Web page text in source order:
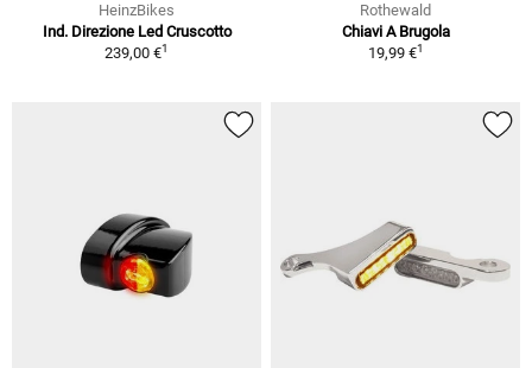
HeinzBikes
Ind. Direzione Led Cruscotto
239,00 €1
Rothewald
Chiavi A Brugola
19,99 €1